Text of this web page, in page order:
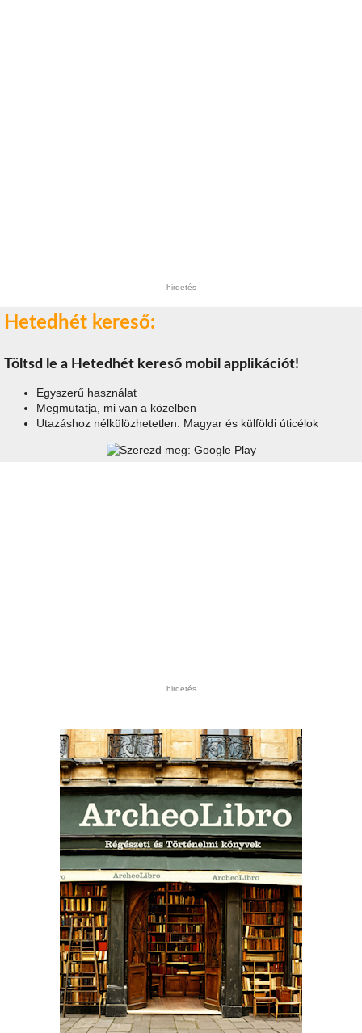
hirdetés
Hetedhét kereső:
Töltsd le a Hetedhét kereső mobil applikációt!
Egyszerű használat
Megmutatja, mi van a közelben
Utazáshoz nélkülözhetetlen: Magyar és külföldi úticélok
hirdetés